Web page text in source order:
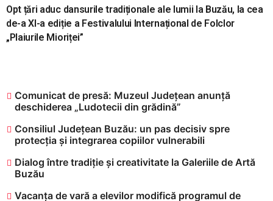
Opt țări aduc dansurile tradiționale ale lumii la Buzău, la cea
de-a XI-a ediție a Festivalului Internațional de Folclor
„Plaiurile Mioriței”
Comunicat de presă: Muzeul Județean anunță
deschiderea „Ludotecii din grădină”
Consiliul Județean Buzău: un pas decisiv spre
protecția și integrarea copiilor vulnerabili
Dialog între tradiție și creativitate la Galeriile de Artă
Buzău
Vacanța de vară a elevilor modifică programul de